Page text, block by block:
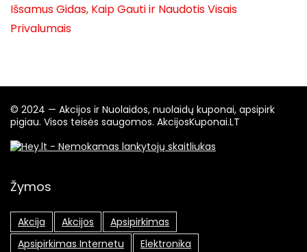
Išsamus Gidas, Kaip Gauti ir Naudotis Visais
Privalumais
© 2024 — Akcijos ir Nuolaidos, nuolaidų kuponai, apsipirk
pigiau. Visos teisės saugomos. AkcijosKuponai.LT
Žymos
Akcija Akcijos
Apsipirkimas
Apsipirkimas Internetu
Elektronika